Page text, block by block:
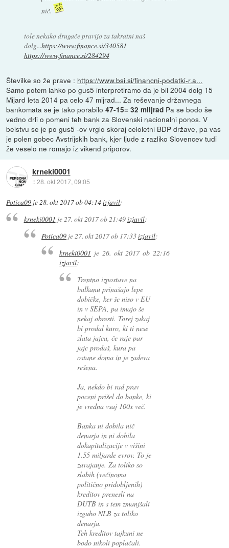
nič.
tole nekako drugače pravijo za takratni naš
dolg...https://www.finance.si/340581
https://www.finance.si/284294
Številke so že prave : https://www.bsi.si/financni-podatki-r.a...
Samo potem lahko po gus5 interpretiramo da je bil 2004 dolg 15
Mijard leta 2014 pa celo 47 mijrad... Za reševanje državnega
bankomata se je tako porabilo47-15= 32 miljrad Pa se bodo še
vedno drli o pomeni teh bank za Slovenski nacionalni ponos. V
beistvu se je po gus5 -ov vrglo skoraj celoletni BDP države, pa vas
je polen gobec Avstrijskih bank, kjer ljude z razliko Slovencev tudi
že veselo ne romajo iz vikend priporov.
krneki0001
::28. okt 2017, 09:05
Potica09 je28. okt 2017 ob 04:14izjavil:
krneki0001 je27. okt 2017 ob 21:49izjavil:
Potica09 je27. okt 2017 ob 17:33izjavil:
krneki0001 je 26. okt 2017 ob 22:16
izjavil:
Trentno izpostave na
balkanu prinašajo lepe
dobičke, ker še niso v EU
in v SEPA, pa imajo še
nekaj obresti. Torej zakaj
bi prodal kuro, ki ti nese
zlata jajca, če raje par
jajc prodaš, kura pa
ostane doma in je zadeva
rešena.
Ja, nekdo bi rad prav
poceni prišel do banke, ki
je vredna vsaj 100x več.
Banka ni dobila nič
denarja in ni dobila
dokapitalizacije v višini
1.55 miljarde evrov. To je
zavajanje. Za toliko so
slabih (večinoma
politično pridobljenih)
kreditov prenesli na
DUTB in s tem zmanjšali
izgubo NLB za toliko
denarja.
Teh kreditov tajkuni ne
bodo nikoli poplačali.